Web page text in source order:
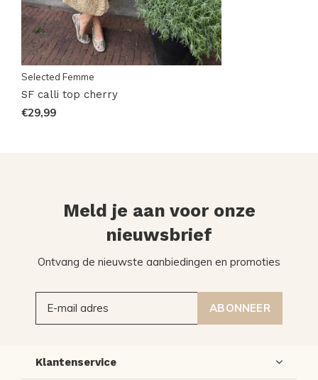
Selected Femme
SF calli top cherry
€29,99
Meld je aan voor onze
nieuwsbrief
Ontvang de nieuwste aanbiedingen en promoties
ABONNEER
Klantenservice